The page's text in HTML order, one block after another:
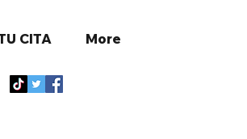
CITA More